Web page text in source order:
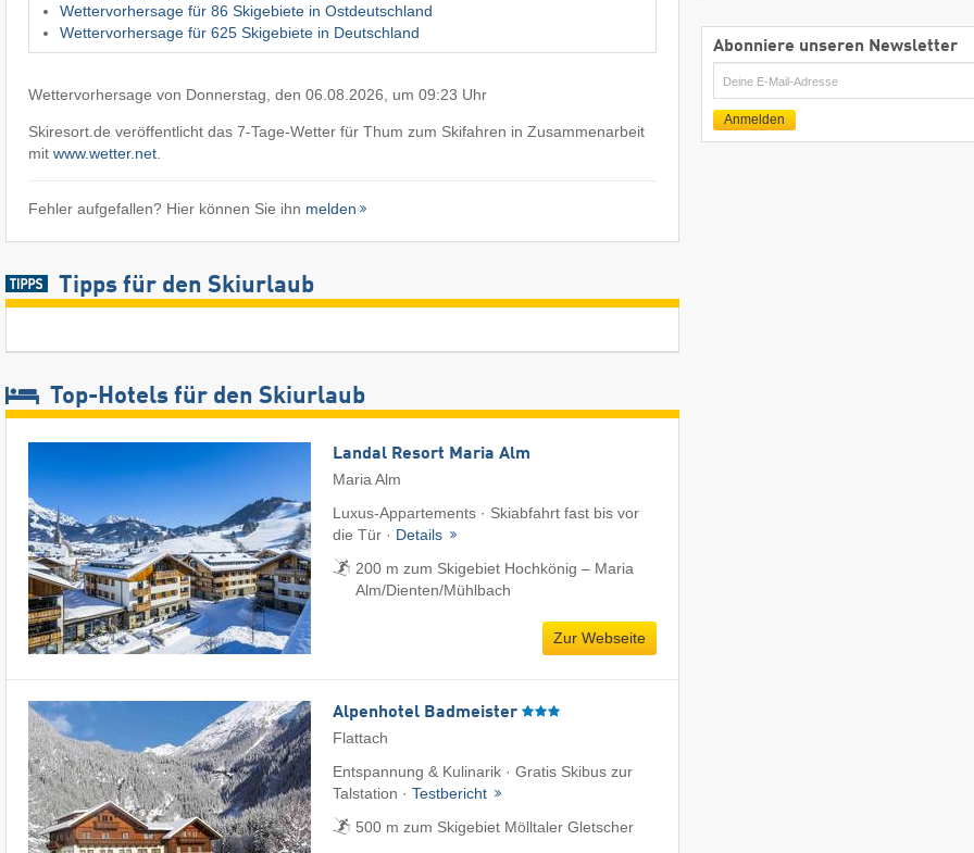
Wettervorhersage für 86 Skigebiete in Ostdeutschland
Wettervorhersage für 625 Skigebiete in Deutschland
Wettervorhersage von Donnerstag, den 06.08.2026, um 09:23 Uhr
Skiresort.de veröffentlicht das 7-Tage-Wetter für Thum zum Skifahren in Zusammenarbeit
mit www.wetter.net.
Fehler aufgefallen? Hier können Sie ihn melden
Tipps für den Skiurlaub
Top-Hotels für den Skiurlaub
Landal Resort Maria Alm
Maria Alm
Luxus-Appartements · Skiabfahrt fast bis vor
die Tür · Details
200 m zum Skigebiet Hochkönig – Maria
Alm/​Dienten/​Mühlbach
Zur Webseite
Alpenhotel Badmeister
Flattach
Entspannung & Kulinarik · Gratis Skibus zur
Talstation · Testbericht
500 m zum Skigebiet Mölltaler Gletscher
Abonniere unseren Newsletter
E-
Mail
Anmelden